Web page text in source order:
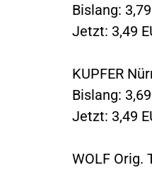
Bislang:
Jetzt: 3,49
KUPFER
Bislang:
Jetzt: 3,49
WOLF Orig.